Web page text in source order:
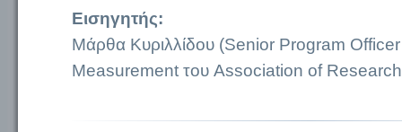
Εισηγητής:
Μάρθα Κυριλλίδου (Senior Program
Measurement του Association of